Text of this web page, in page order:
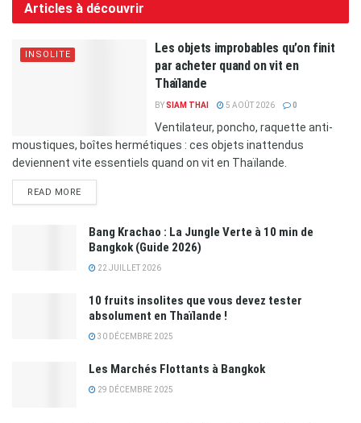
Articles à découvrir
INSOLITE
Les objets improbables qu’on finit
par acheter quand on vit en
Thaïlande
BYSIAM THAI 5 AOÛT 2026 0
Ventilateur, poncho, raquette anti-
moustiques, boîtes hermétiques : ces objets inattendus
deviennent vite essentiels quand on vit en Thaïlande.
READ MORE
Bang Krachao : La Jungle Verte à 10 min de
Bangkok (Guide 2026)
22 JUILLET 2026
10 fruits insolites que vous devez tester
absolument en Thaïlande !
30 DÉCEMBRE 2025
Les Marchés Flottants à Bangkok
29 DÉCEMBRE 2025